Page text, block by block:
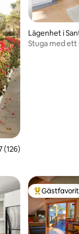
5 i genomsnittligt
(126)
Lägenhet i
Stuga med ett
Populär
Gästfavorit